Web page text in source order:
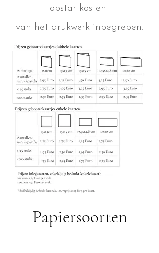
opstartkosten
van het drukwerk inbegrepen.
Papiersoorten